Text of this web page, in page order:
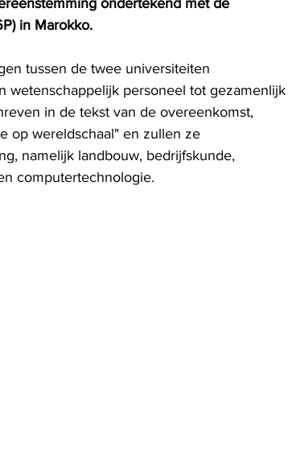
in Marokko.
tussen de twee universiteiten
wetenschappelijk personeel tot gezamenlijk
in de tekst van de overeenkomst,
op wereldschaal" en zullen ze
namelijk landbouw, bedrijfskunde,
computertechnologie.